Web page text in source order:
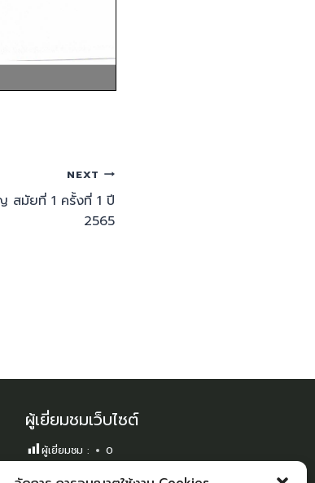
NEXT
สมัยที่ 1 ครั้งที่ 1 ปี
2565
ผู้เยี่ยมชมเว็บไซต์
ผู้เยี่ยมชม : 0